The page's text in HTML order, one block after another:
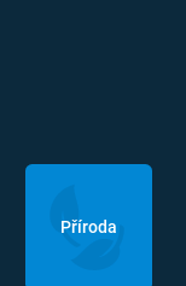
Příroda